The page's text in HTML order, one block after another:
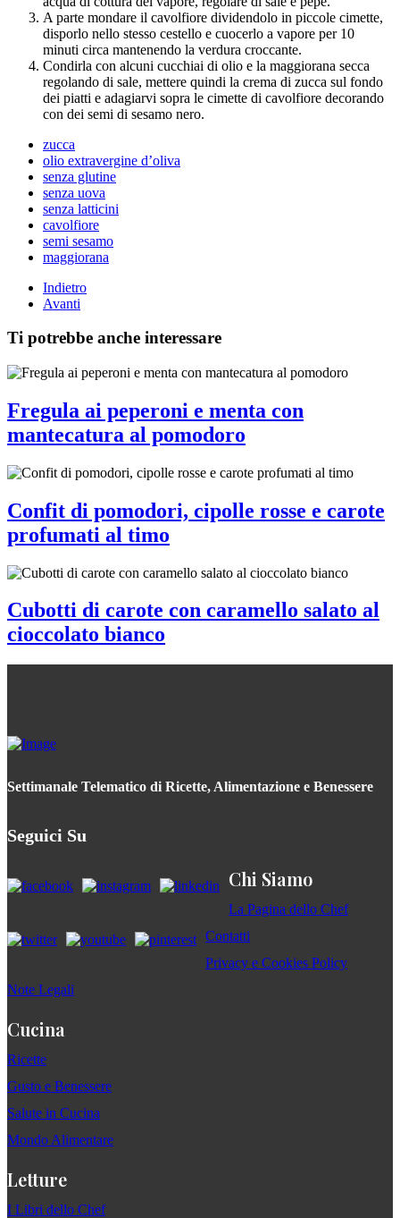
A parte mondare il cavolfiore dividendolo in piccole cimette,
disporlo nello stesso cestello e cuocerlo a vapore per 10
minuti circa mantenendo la verdura croccante.
Condirla con alcuni cucchiai di olio e la maggiorana secca
regolando di sale, mettere quindi la crema di zucca sul fondo
dei piatti e adagiarvi sopra le cimette di cavolfiore decorando
con dei semi di sesamo nero.
zucca
olio extravergine d’oliva
senza glutine
senza uova
senza latticini
cavolfiore
semi sesamo
maggiorana
Indietro
Avanti
Ti potrebbe anche interessare
Fregula ai peperoni e menta con
mantecatura al pomodoro
Confit di pomodori, cipolle rosse e carote
profumati al timo
Cubotti di carote con caramello salato al
cioccolato bianco
Settimanale Telematico di Ricette, Alimentazione e Benessere
Seguici Su
Chi Siamo
La Pagina dello Chef
Contatti
Privacy e Cookies Policy
Note Legali
Cucina
Ricette
Gusto e Benessere
Salute in Cucina
Mondo Alimentare
Letture
I Libri dello Chef